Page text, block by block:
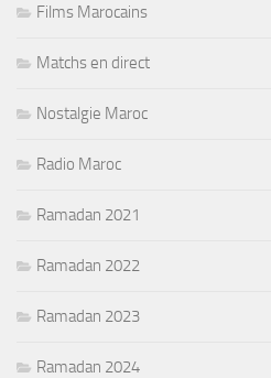
Films Marocains
Matchs en direct
Nostalgie Maroc
Radio Maroc
Ramadan 2021
Ramadan 2022
Ramadan 2023
Ramadan 2024